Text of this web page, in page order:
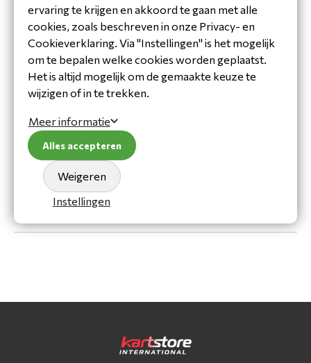
Versnel­lingspook steun
140.848
€ 32,37
€ 26,75 (ex. BTW)
Op voorraad
In winkelwagen
ervaring te krijgen en akkoord te gaan met alle
cookies, zoals beschreven in onze Privacy- en
Cookieverklaring. Via "Instellingen" is het mogelijk
om te bepalen welke cookies worden geplaatst.
Het is altijd mogelijk om de gemaakte keuze te
wijzigen of in te trekken.
Meer informatie
Instellingen
Weigeren
Alles accepteren